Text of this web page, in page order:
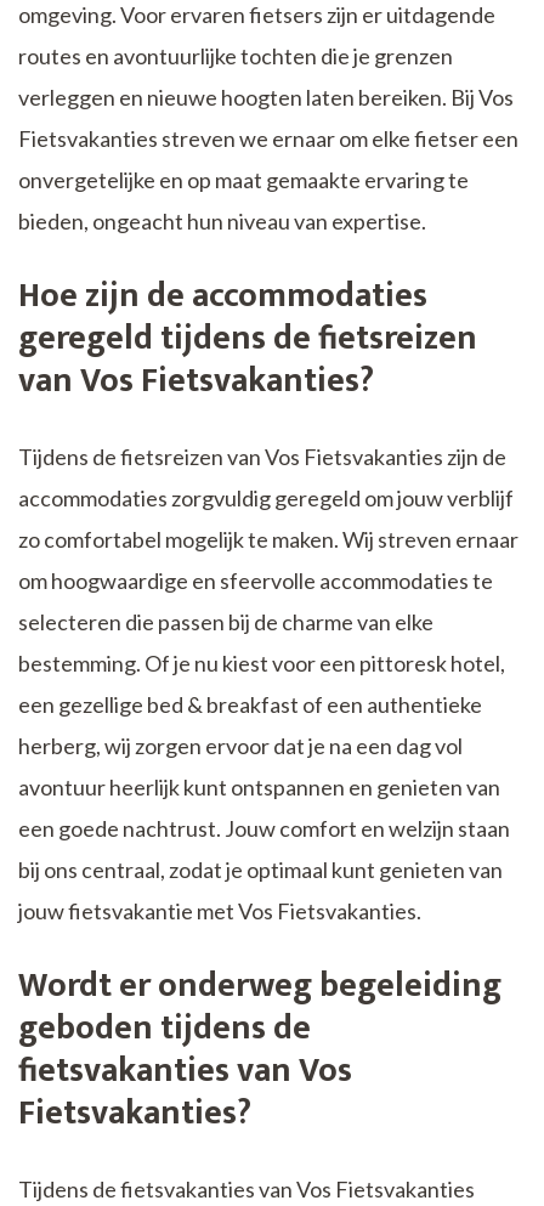
omgeving. Voor ervaren fietsers zijn er uitdagende
routes en avontuurlijke tochten die je grenzen
verleggen en nieuwe hoogten laten bereiken. Bij Vos
Fietsvakanties streven we ernaar om elke fietser een
onvergetelijke en op maat gemaakte ervaring te
bieden, ongeacht hun niveau van expertise.
Hoe zijn de accommodaties
geregeld tijdens de fietsreizen
van Vos Fietsvakanties?
Tijdens de fietsreizen van Vos Fietsvakanties zijn de
accommodaties zorgvuldig geregeld om jouw verblijf
zo comfortabel mogelijk te maken. Wij streven ernaar
om hoogwaardige en sfeervolle accommodaties te
selecteren die passen bij de charme van elke
bestemming. Of je nu kiest voor een pittoresk hotel,
een gezellige bed & breakfast of een authentieke
herberg, wij zorgen ervoor dat je na een dag vol
avontuur heerlijk kunt ontspannen en genieten van
een goede nachtrust. Jouw comfort en welzijn staan
bij ons centraal, zodat je optimaal kunt genieten van
jouw fietsvakantie met Vos Fietsvakanties.
Wordt er onderweg begeleiding
geboden tijdens de
fietsvakanties van Vos
Fietsvakanties?
Tijdens de fietsvakanties van Vos Fietsvakanties